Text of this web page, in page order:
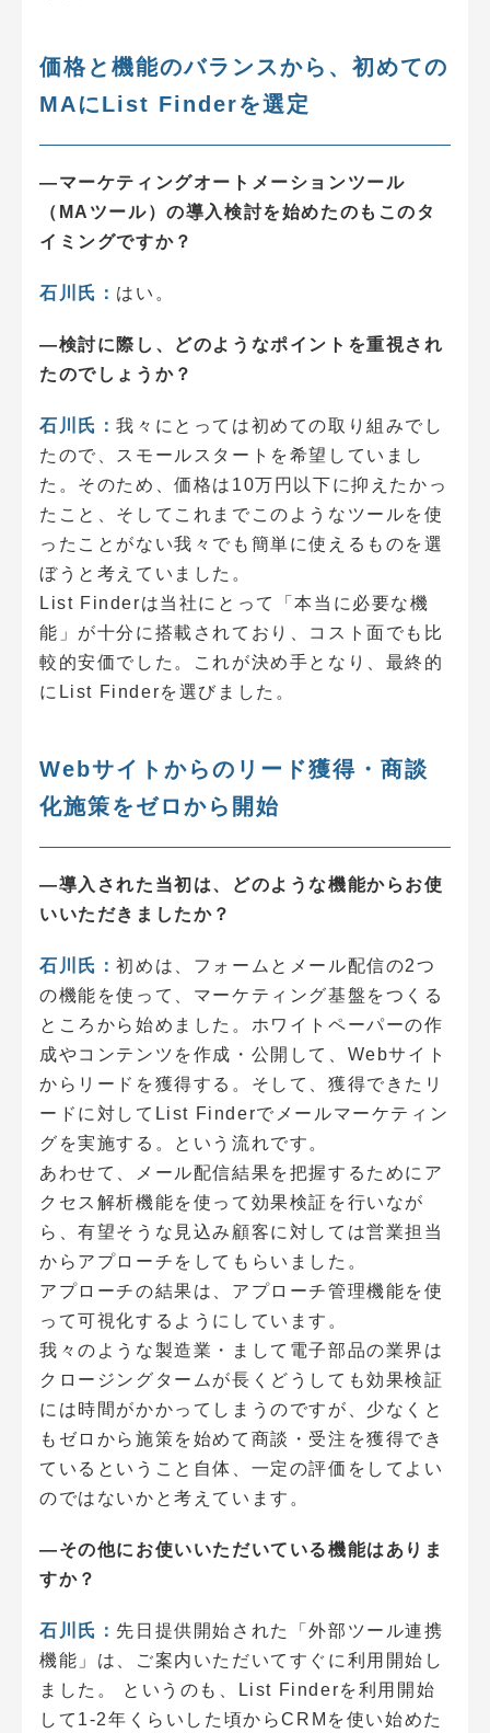
価格と機能のバランスから、初めての
MAにList Finderを選定
―マーケティングオートメーションツール
（MAツール）の導入検討を始めたのもこのタ
イミングですか？
石川氏： はい。
―検討に際し、どのようなポイントを重視され
たのでしょうか？
石川氏：我々にとっては初めての取り組みでし
たので、スモールスタートを希望していまし
た。そのため、価格は10万円以下に抑えたかっ
たこと、そしてこれまでこのようなツールを使
ったことがない我々でも簡単に使えるものを選
ぼうと考えていました。
List Finderは当社にとって「本当に必要な機
能」が十分に搭載されており、コスト面でも比
較的安価でした。これが決め手となり、最終的
にList Finderを選びました。
Webサイトからのリード獲得・商談
化施策をゼロから開始
―導入された当初は、どのような機能からお使
いいただきましたか？
石川氏：初めは、フォームとメール配信の2つ
の機能を使って、マーケティング基盤をつくる
ところから始めました。ホワイトペーパーの作
成やコンテンツを作成・公開して、Webサイト
からリードを獲得する。そして、獲得できたリ
ードに対してList Finderでメールマーケティン
グを実施する。という流れです。
あわせて、メール配信結果を把握するためにア
クセス解析機能を使って効果検証を行いなが
ら、有望そうな見込み顧客に対しては営業担当
からアプローチをしてもらいました。
アプローチの結果は、アプローチ管理機能を使
って可視化するようにしています。
我々のような製造業・まして電子部品の業界は
クロージングタームが長くどうしても効果検証
には時間がかかってしまうのですが、少なくと
もゼロから施策を始めて商談・受注を獲得でき
ているということ自体、一定の評価をしてよい
のではないかと考えています。
―その他にお使いいただいている機能はありま
すか？
石川氏： 先日提供開始された「外部ツール連携
機能」は、ご案内いただいてすぐに利用開始し
ました。 というのも、List Finderを利用開始
して1-2年くらいした頃からCRMを使い始めた